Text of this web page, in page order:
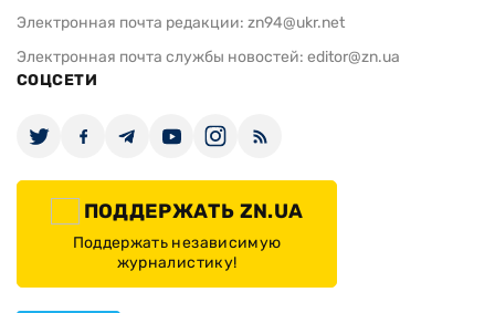
Электронная почта редакции: zn94@ukr.net
Электронная почта службы новостей: editor@zn.ua
СОЦСЕТИ
ПОДДЕРЖАТЬ ZN.UA
Поддержать независимую
журналистику!